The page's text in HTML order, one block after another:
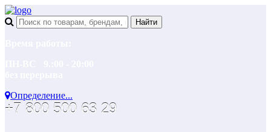
Определение...
+7 800 500 63 29